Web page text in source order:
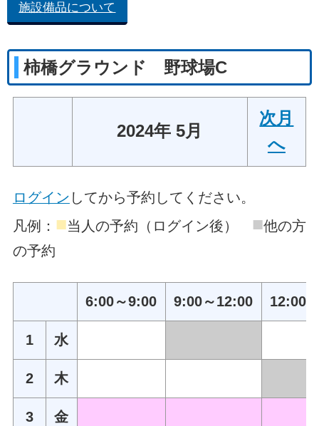
施設備品について
柿橋グラウンド 野球場C
2024年 5月
次月
へ
ログイン してから予約してください。
凡例： ■当人の予約（ログイン後） ■他の方
の予約
6:00～9:00 9:00～12:00 12:00
1 水
2 木
3 金